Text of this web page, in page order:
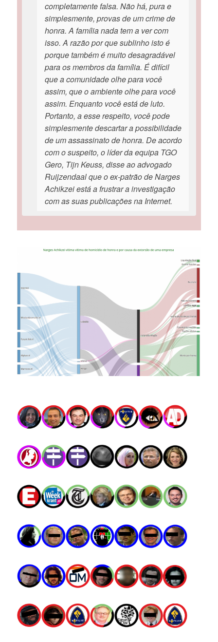
completamente falsa. Não há, pura e
simplesmente, provas de um crime de
honra. A família nada tem a ver com
isso. A razão por que sublinho isto é
porque também é muito desagradável
para os membros da família. É difícil
que a comunidade olhe para você
assim, que o ambiente olhe para você
assim. Enquanto você está de luto.
Portanto, a esse respeito, você pode
simplesmente descartar a possibilidade
de um assassinato de honra. De acordo
com o suspeito, o líder da equipa TGO
Gero, Tijn Keuss, disse ao advogado
Ruijzendaal que o ex-patrão de Narges
Achikzei está a frustrar a investigação
com as suas publicações na Internet.